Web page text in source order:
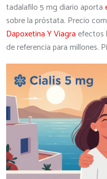
tadalafilo 5 mg diario aporta
sobre la próstata. Precio
Dapoxetina Y Viagraefectos
de referencia para millones.